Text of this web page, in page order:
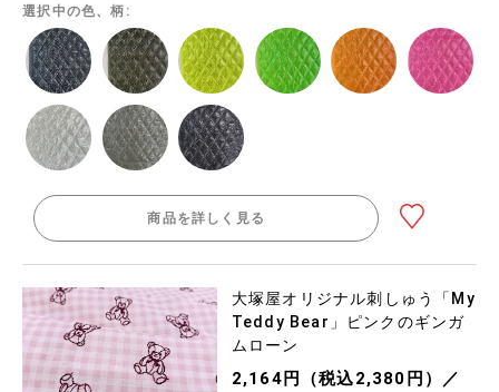
選択中の色、柄:
商品を詳しく見る
大塚屋オリジナル刺しゅう「My
Teddy Bear」ピンクのギンガ
ムローン
2,164円（税込2,380円）／